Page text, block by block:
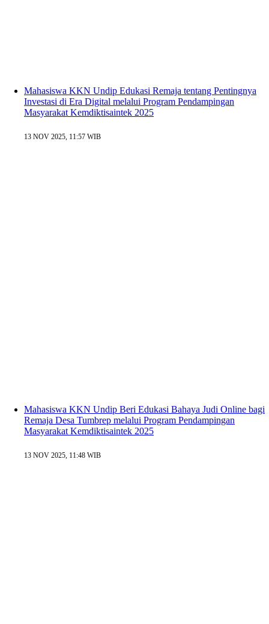
Mahasiswa KKN Undip Edukasi Remaja tentang Pentingnya
Investasi di Era Digital melalui Program Pendampingan
Masyarakat Kemdiktisaintek 2025
13 NOV 2025, 11:57 WIB
Mahasiswa KKN Undip Beri Edukasi Bahaya Judi Online bagi
Remaja Desa Tumbrep melalui Program Pendampingan
Masyarakat Kemdiktisaintek 2025
13 NOV 2025, 11:48 WIB